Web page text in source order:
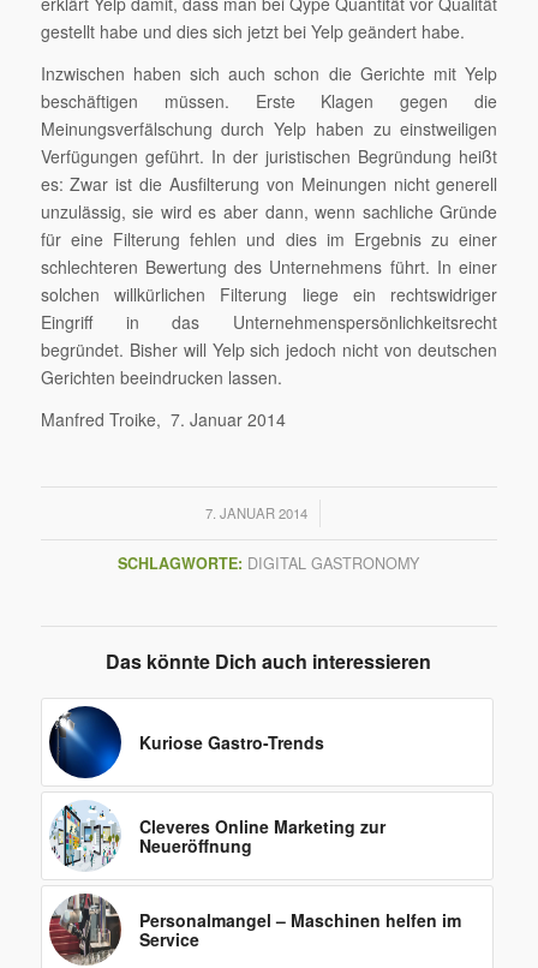
gestellt habe und dies sich jetzt bei Yelp geändert habe.
Inzwischen haben sich auch schon die Gerichte mit Yelp
beschäftigen müssen. Erste Klagen gegen die
Meinungsverfälschung durch Yelp haben zu einstweiligen
Verfügungen geführt. In der juristischen Begründung heißt
es: Zwar ist die Ausfilterung von Meinungen nicht generell
unzulässig, sie wird es aber dann, wenn sachliche Gründe
für eine Filterung fehlen und dies im Ergebnis zu einer
schlechteren Bewertung des Unternehmens führt. In einer
solchen willkürlichen Filterung liege ein rechtswidriger
Eingriff in das Unternehmenspersönlichkeitsrecht
begründet. Bisher will Yelp sich jedoch nicht von deutschen
Gerichten beeindrucken lassen.
Manfred Troike, 7. Januar 2014
7. JANUAR 2014
/
SCHLAGWORTE: DIGITAL GASTRONOMY
Das könnte Dich auch interessieren
Kuriose Gastro-Trends
Cleveres Online Marketing zur
Neueröffnung
Personalmangel – Maschinen helfen im
Service